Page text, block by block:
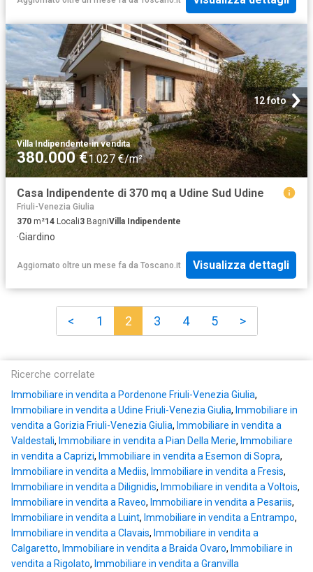
12 foto
Villa Indipendente·in vendita
380.000 €1.027 €/m²
Casa Indipendente di 370 mq a Udine Sud Udine
Friuli-Venezia Giulia
370 m²14 Locali3 BagniVilla Indipendente
·Giardino
Aggiornato oltre un mese fa da Toscano.it Visualizza dettagli
< 1 2 3 4 5 >
Ricerche correlate
Immobiliare in vendita a Pordenone Friuli-Venezia Giulia,
Immobiliare in vendita a Udine Friuli-Venezia Giulia, Immobiliare in
vendita a Gorizia Friuli-Venezia Giulia, Immobiliare in vendita a
Valdestali, Immobiliare in vendita a Pian Della Merie, Immobiliare
in vendita a Caprizi, Immobiliare in vendita a Esemon di Sopra,
Immobiliare in vendita a Mediis, Immobiliare in vendita a Fresis,
Immobiliare in vendita a Dilignidis, Immobiliare in vendita a Voltois,
Immobiliare in vendita a Raveo, Immobiliare in vendita a Pesariis,
Immobiliare in vendita a Luint, Immobiliare in vendita a Entrampo,
Immobiliare in vendita a Clavais, Immobiliare in vendita a
Calgaretto, Immobiliare in vendita a Braida Ovaro, Immobiliare in
vendita a Rigolato, Immobiliare in vendita a Granvilla